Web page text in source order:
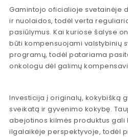
Gamintojo oficialioje svetainėje
ir nuolaidos, todėl verta
pasiūlymus. Kai kuriose šalyse
būti kompensuojami valstybinių
programų, todėl patariama
onkologu dėl galimų
Investicija į originalų, kokybišką
sveikatą ir gyvenimo kokybę.
abejotinos kilmės produktus
ilgalaikėje perspektyvoje, todėl